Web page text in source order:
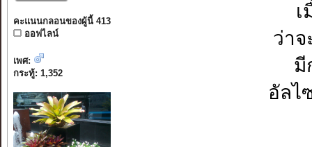
คะแนนกลอนของผู้นี้ 413
ออฟไลน์
เพศ:
กระทู้: 1,352
ว่า
มี
อัลไ